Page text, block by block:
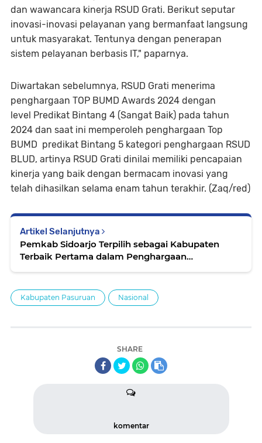
dan wawancara kinerja RSUD Grati. Berikut seputar
inovasi-inovasi pelayanan yang bermanfaat langsung
untuk masyarakat. Tentunya dengan penerapan
sistem pelayanan berbasis IT," paparnya.
Diwartakan sebelumnya, RSUD Grati menerima
penghargaan TOP BUMD Awards 2024 dengan
level Predikat Bintang 4 (Sangat Baik) pada tahun
2024 dan saat ini memperoleh penghargaan Top
BUMD predikat Bintang 5 kategori penghargaan RSUD
BLUD, artinya RSUD Grati dinilai memiliki pencapaian
kinerja yang baik dengan bermacam inovasi yang
telah dihasilkan selama enam tahun terakhir. (Zaq/red)
Artikel Selanjutnya
Pemkab Sidoarjo Terpilih sebagai Kabupaten
Terbaik Pertama dalam Penghargaan
Kabupaten Pasuruan Nasional
SHARE
komentar